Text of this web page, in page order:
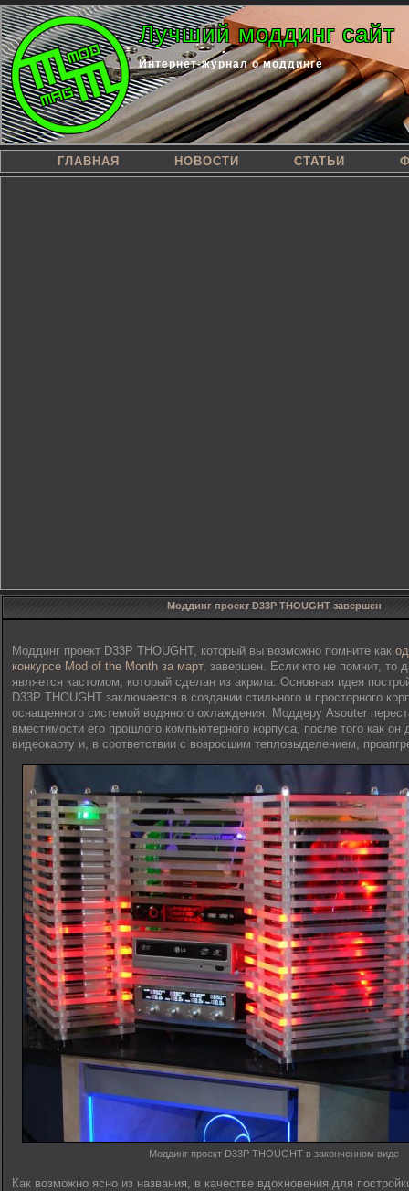
Лучший моддинг сайт
Интернет-журнал о моддинге
ГЛАВНАЯ НОВОСТИ СТАТЬИ
Моддинг проект D33P THOUGHT завершен
Моддинг проект D33P THOUGHT, который вы возможно помните как
конкурсе Mod of the Month за март, завершен. Если кто не помнит, то
является кастомом, который сделан из акрила. Основная идея
D33P THOUGHT заключается в создании стильного и просторного
оснащенного системой водяного охлаждения. Моддеру Asouter
вместимости его прошлого компьютерного корпуса, после того как он
видеокарту и, в соответствии с возросшим тепловыделением,
Моддинг проект D33P THOUGHT в законченном виде
Как возможно ясно из названия, в качестве вдохновения для